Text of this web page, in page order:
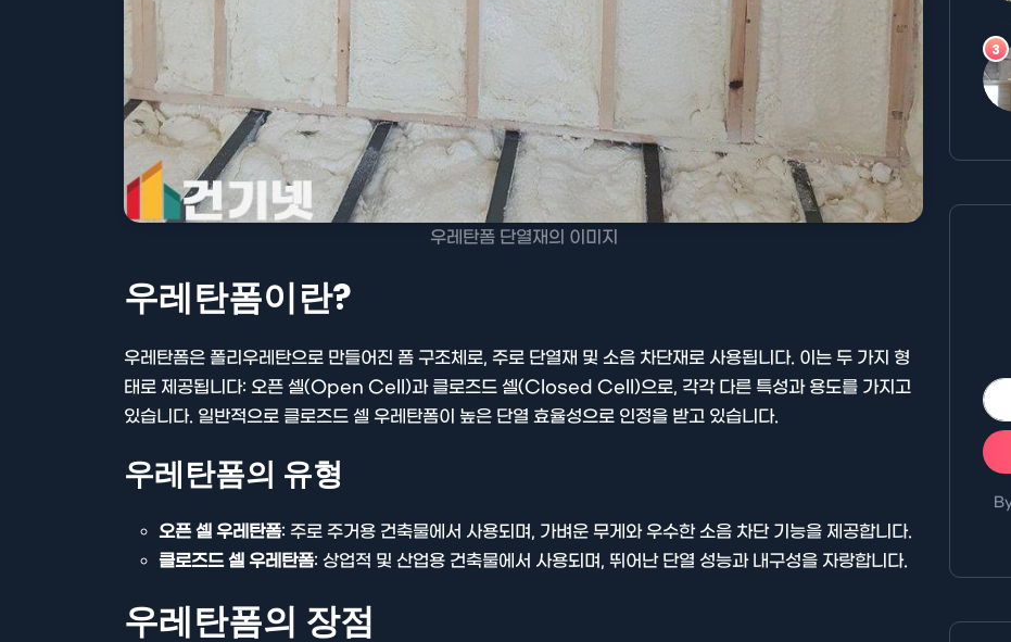
우레탄폼 단열재의 이미지
우레탄폼이란?
우레탄폼은 폴리우레탄으로 만들어진 폼 구조체로, 주로 단열재 및 소음 차단재로 사용됩니다. 이는 두 가지 형
태로 제공됩니다: 오픈 셀(Open Cell)과 클로즈드 셀(Closed Cell)으로, 각각 다른 특성과 용도를 가지고
있습니다. 일반적으로 클로즈드 셀 우레탄폼이 높은 단열 효율성으로 인정을 받고 있습니다.
우레탄폼의 유형
오픈 셀 우레탄폼: 주로 주거용 건축물에서 사용되며, 가벼운 무게와 우수한 소음 차단 기능을 제공합니다.
클로즈드 셀 우레탄폼: 상업적 및 산업용 건축물에서 사용되며, 뛰어난 단열 성능과 내구성을 자랑합니다.
우레탄폼의 장점